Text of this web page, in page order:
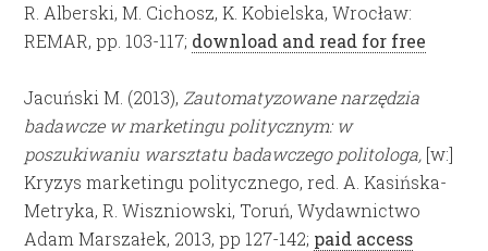
R. Alberski, M. Cichosz, K. Kobielska, Wrocław:
REMAR, pp. 103-117; download and read for free
Jacuński M. (2013), Zautomatyzowane narzędzia
badawcze w marketingu politycznym: w
poszukiwaniu warsztatu badawczego politologa, [w:]
Kryzys marketingu politycznego, red. A. Kasińska-
Metryka, R. Wiszniowski, Toruń, Wydawnictwo
Adam Marszałek, 2013, pp 127-142; paid access